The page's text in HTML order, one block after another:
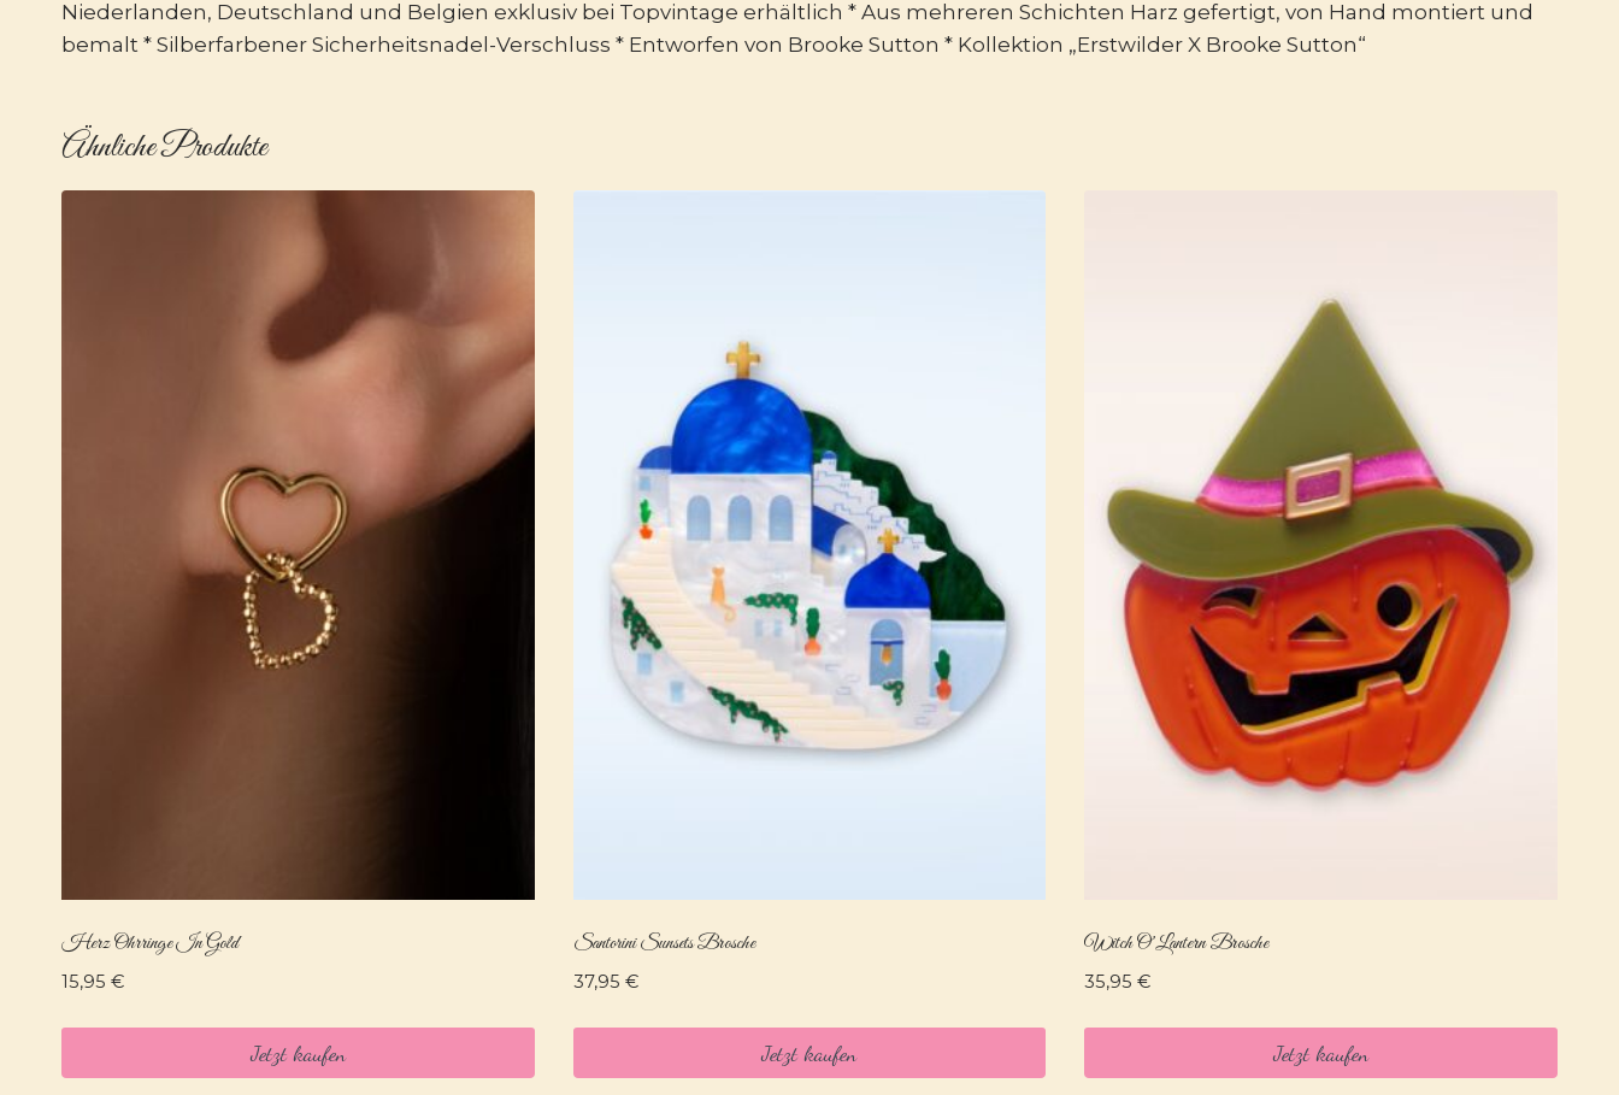
Niederlanden, Deutschland und Belgien exklusiv bei Topvintage erhältlich * Aus mehreren Schichten Harz gefertigt, von Hand montiert und
bemalt * Silberfarbener Sicherheitsnadel-Verschluss * Entworfen von Brooke Sutton * Kollektion „Erstwilder X Brooke Sutton“
Ähnliche Produkte
Herz Ohrringe In Gold
15,95 €
Jetzt kaufen
Santorini Sunsets Brosche
37,95 €
Jetzt kaufen
Witch O’Lantern Brosche
35,95€
Jetzt kaufen